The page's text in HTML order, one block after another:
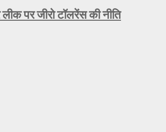
पर जीरो टॉलरेंस की नीति